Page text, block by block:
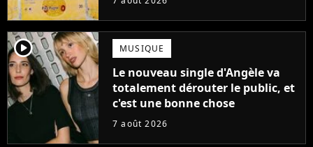
player2 MUSIQUE
Le nouveau single d'Angèle va
totalement dérouter le public, et
c'est une bonne chose
7 août 2026